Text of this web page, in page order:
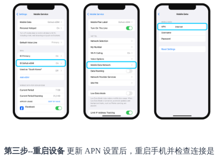
第三步--重启设备 更新 APN 设置后，重启手机并检查连接是